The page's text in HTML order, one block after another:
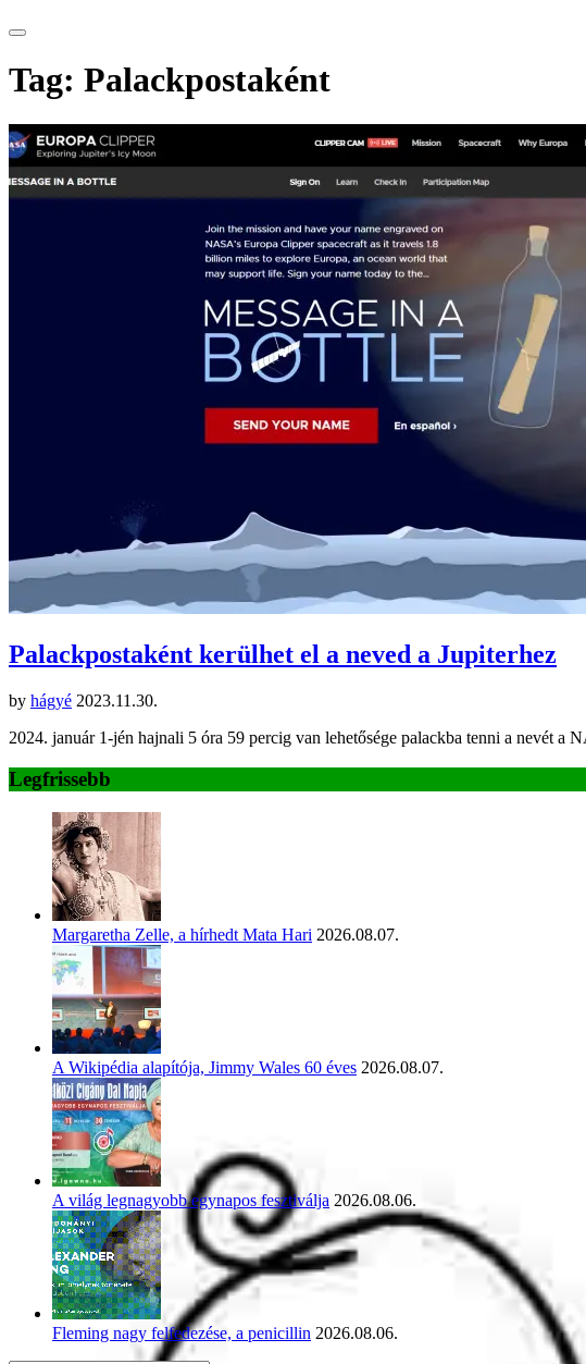
Tag: Palackpostaként
Palackpostaként kerülhet el a neved a Jupiterhez
by hágyé 2023.11.30.
2024. január 1-jén hajnali 5 óra 59 percig van lehetősége palackba tenni a nevét
Legfrissebb
Margaretha Zelle, a hírhedt Mata Hari 2026.08.07.
A Wikipédia alapítója, Jimmy Wales 60 éves 2026.08.07.
A világ legnagyobb egynapos fesztiválja 2026.08.06.
Fleming nagy felfedezése, a penicillin 2026.08.06.